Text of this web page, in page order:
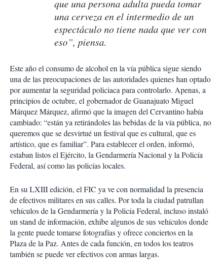
que una persona adulta pueda tomar
una cerveza en el intermedio de un
espectáculo no tiene nada que ver con
eso”, piensa.
Este año el consumo de alcohol en la vía pública sigue siendo
una de las preocupaciones de las autoridades quienes han optado
por aumentar la seguridad policiaca para controlarlo. Apenas, a
principios de octubre, el gobernador de Guanajuato Miguel
Márquez Márquez, afirmó que la imagen del Cervantino había
cambiado: “están ya retirándoles las bebidas de la vía pública, no
queremos que se desvirtué un festival que es cultural, que es
artístico, que es familiar”. Para establecer el orden, informó,
estaban listos el Ejército, la Gendarmería Nacional y la Policía
Federal, así como las policías locales.
En su LXIII edición, el FIC ya ve con normalidad la presencia
de efectivos militares en sus calles. Por toda la ciudad patrullan
vehículos de la Gendarmería y la Policía Federal, incluso instaló
un stand de información, exhibe algunos de sus vehículos donde
la gente puede tomarse fotografías y ofrece conciertos en la
Plaza de la Paz. Antes de cada función, en todos los teatros
también se puede ver efectivos con armas largas.